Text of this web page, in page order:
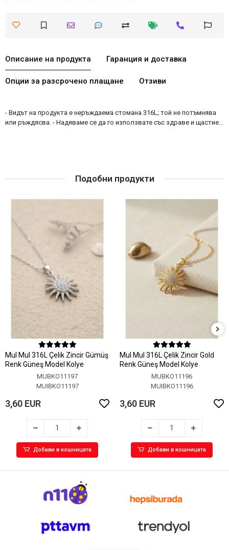
Описание на продукта Гаранция и доставка
Опции за разсрочено плащане Отзиви
- Видът на продукта е неръждаема стомана 316L; той не потъмнява
или ръждясва. - Надяваме се да го използвате със здраве и щастие...
Подобни продукти
MuI MuI 316L Çelik Zincir Gümüş
Renk Güneş Model Kolye
MUBKO11197
MUIBKO11197
3,60 EUR
Добави в кошницата
MuI MuI 316L Çelik Zincir Gold
Renk Güneş Model Kolye
MUBKO11196
MUIBKO11196
3,60 EUR
Добави в кошницата